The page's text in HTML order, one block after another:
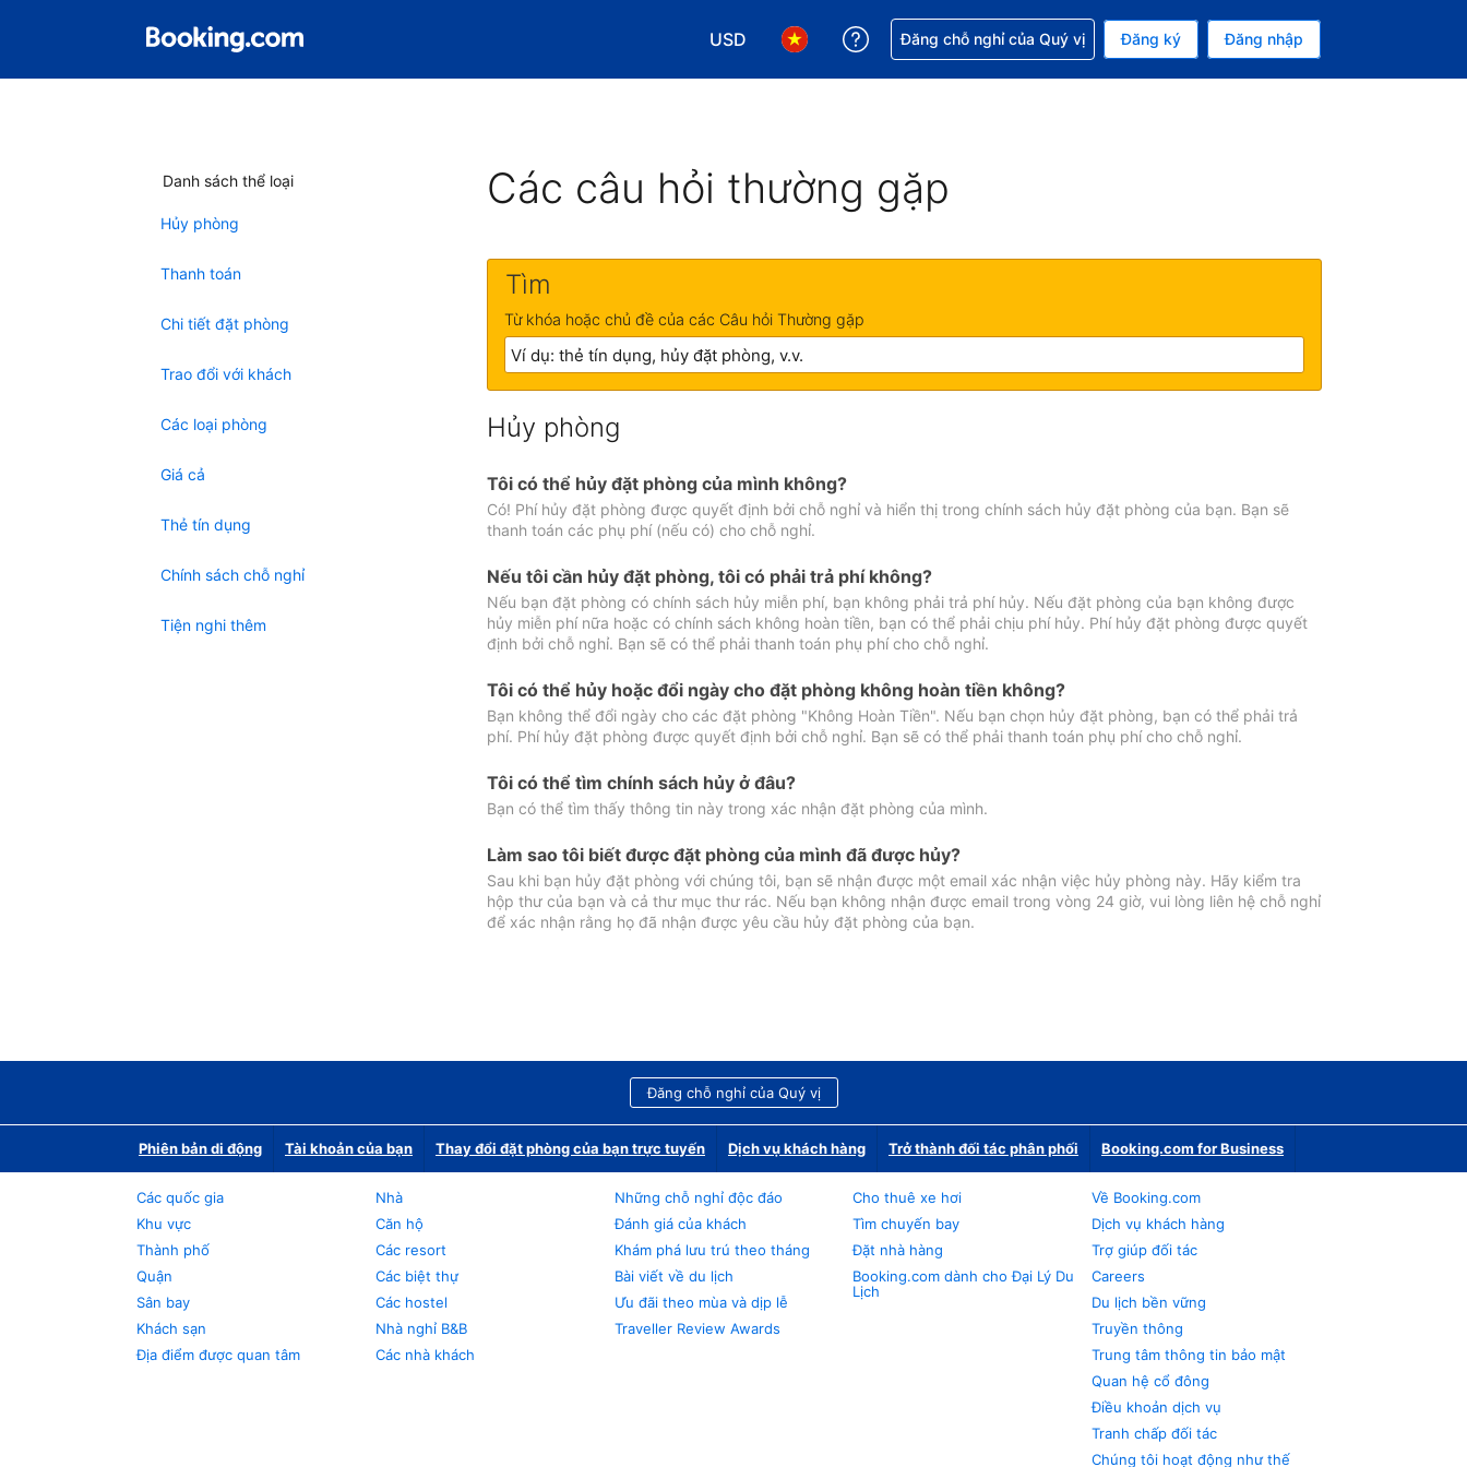
USD
Chọn loại tiền tệ của bạn. Loại tiền tệ hiện tại của bạn là Đô la Mỹ
Chọn ngôn ngữ của bạn. Ngôn ngữ hiện tại của bạn là Tiếng Việt
Nhận trợ giúp với đặt chỗ
Đăng chỗ nghỉ của Quý vị Đăng ký Đăng nhập
Danh sách thể loại
Hủy phòng
Thanh toán
Chi tiết đặt phòng
Trao đổi với khách
Các loại phòng
Giá cả
Thẻ tín dụng
Chính sách chỗ nghỉ
Tiện nghi thêm
Các câu hỏi thường gặp
Tìm
Từ khóa hoặc chủ đề của các Câu hỏi Thường gặp
Hủy phòng
Tôi có thể hủy đặt phòng của mình không?
Có! Phí hủy đặt phòng được quyết định bởi chỗ nghỉ và hiển thị trong chính sách hủy đặt phòng của bạn. Bạn sẽ
thanh toán các phụ phí (nếu có) cho chỗ nghỉ.
Nếu tôi cần hủy đặt phòng, tôi có phải trả phí không?
Nếu bạn đặt phòng có chính sách hủy miễn phí, bạn không phải trả phí hủy. Nếu đặt phòng của bạn không được
hủy miễn phí nữa hoặc có chính sách không hoàn tiền, bạn có thể phải chịu phí hủy. Phí hủy đặt phòng được quyết
định bởi chỗ nghỉ. Bạn sẽ có thể phải thanh toán phụ phí cho chỗ nghỉ.
Tôi có thể hủy hoặc đổi ngày cho đặt phòng không hoàn tiền không?
Bạn không thể đổi ngày cho các đặt phòng "Không Hoàn Tiền". Nếu bạn chọn hủy đặt phòng, bạn có thể phải trả
phí. Phí hủy đặt phòng được quyết định bởi chỗ nghỉ. Bạn sẽ có thể phải thanh toán phụ phí cho chỗ nghỉ.
Tôi có thể tìm chính sách hủy ở đâu?
Bạn có thể tìm thấy thông tin này trong xác nhận đặt phòng của mình.
Làm sao tôi biết được đặt phòng của mình đã được hủy?
Sau khi bạn hủy đặt phòng với chúng tôi, bạn sẽ nhận được một email xác nhận việc hủy phòng này. Hãy kiểm tra
hộp thư của bạn và cả thư mục thư rác. Nếu bạn không nhận được email trong vòng 24 giờ, vui lòng liên hệ chỗ nghỉ
để xác nhận rằng họ đã nhận được yêu cầu hủy đặt phòng của bạn.
Đăng chỗ nghỉ của Quý vị
Phiên bản di động Tài khoản của bạn Thay đổi đặt phòng của bạn trực tuyến Dịch vụ khách hàng Trở thành đối tác phân phối Booking.com for Business
Các quốc gia
Khu vực
Thành phố
Quận
Sân bay
Khách sạn
Địa điểm được quan tâm
Nhà
Căn hộ
Các resort
Các biệt thự
Các hostel
Nhà nghỉ B&B
Các nhà khách
Những chỗ nghỉ độc đáo
Đánh giá của khách
Khám phá lưu trú theo tháng
Bài viết về du lịch
Ưu đãi theo mùa và dịp lễ
Traveller Review Awards
Cho thuê xe hơi
Tìm chuyến bay
Đặt nhà hàng
Booking.com dành cho Đại Lý Du
Lịch
Về Booking.com
Dịch vụ khách hàng
Trợ giúp đối tác
Careers
Du lịch bền vững
Truyền thông
Trung tâm thông tin bảo mật
Quan hệ cổ đông
Điều khoản dịch vụ
Tranh chấp đối tác
Chúng tôi hoạt động như thế